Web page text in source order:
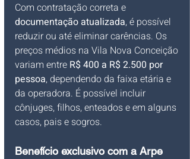
Com contratação correta e
documentação atualizada, é possível
reduzir ou até eliminar carências. Os
preços médios na Vila Nova Conceição
variam entre R$ 400 a R$ 2.500 por
pessoa, dependendo da faixa etária e
da operadora. É possível incluir
cônjuges, filhos, enteados e em alguns
casos, pais e sogros.
Benefício exclusivo com a Arpe